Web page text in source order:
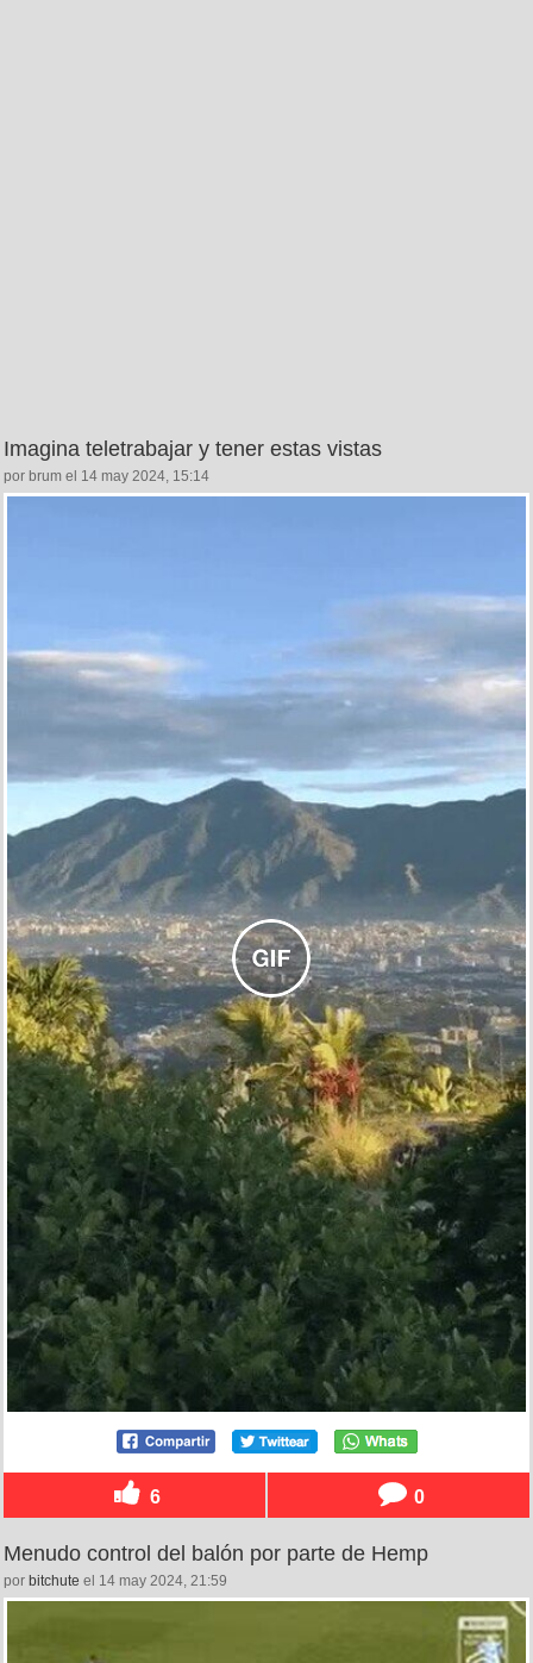
Imagina teletrabajar y tener estas vistas
por brum el 14 may 2024, 15:14
6 0
Menudo control del balón por parte de Hemp
por bitchute el 14 may 2024, 21:59